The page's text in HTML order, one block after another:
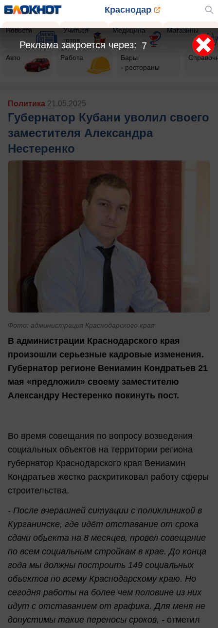
Краснодар
Новости
Учиться
готов
Медицина Магазины
Авто Работа
Бары
- рестораны
Политика 21.05.2025
Губернатор Кубани уволил своего
заместителя Александра
Нестеренко
Фото: администрация Краснодарского края
В администрации Краснодарского края
произошли серьезные кадровые изменения.
Губернатор регионе Вениамин Кондратьев 21
мая «предложил» своему заместителю
Александру Нестеренко покинуть пост.
Во время совещания по вопросу возведения
социальных объектов на территории региона
губернатор Краснодарского края Вениамин
Кондратьев жестко раскритиковал работу сферы
строительства.
- После вчерашней ситуации с поликлиникой в
Курганинске, где идёт отставание от срока
сдачи объекта на 8 месяцев, провел совещание
по всем социальным стройкам в крае. До конца
года мы должны построить 149 социальных
объектов по всему Краснодарскому краю. Но
сегодня работы на более чем половине из них
идут с отставанием от графика. Для меня не
допустимы такие переносы сроков, - отметил
5
Реклама закроется через: